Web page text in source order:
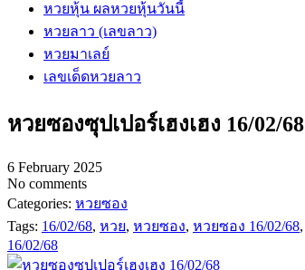
หวยหุ้น ผลหวยหุ้นวันนี้
หวยลาว (เลขลาว)
หวยมาเลย์
เลขเด็ดหวยลาว
หวยซองซุปเปอร์เฮงเฮง 16/02/68
6 February 2025
No comments
Categories: หวยซอง
Tags: 16/02/68, หวย, หวยซอง, หวยซอง 16/02/68,
16/02/68